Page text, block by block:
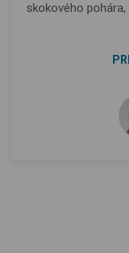
skokového